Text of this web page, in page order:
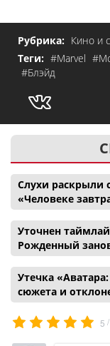
Рубрика: Кино и
Теги: #Marvel
#Блэйд
Слухи раскрыли
«Человеке
Уточнен
Рожденный
Утечка
сюжета и
5 /